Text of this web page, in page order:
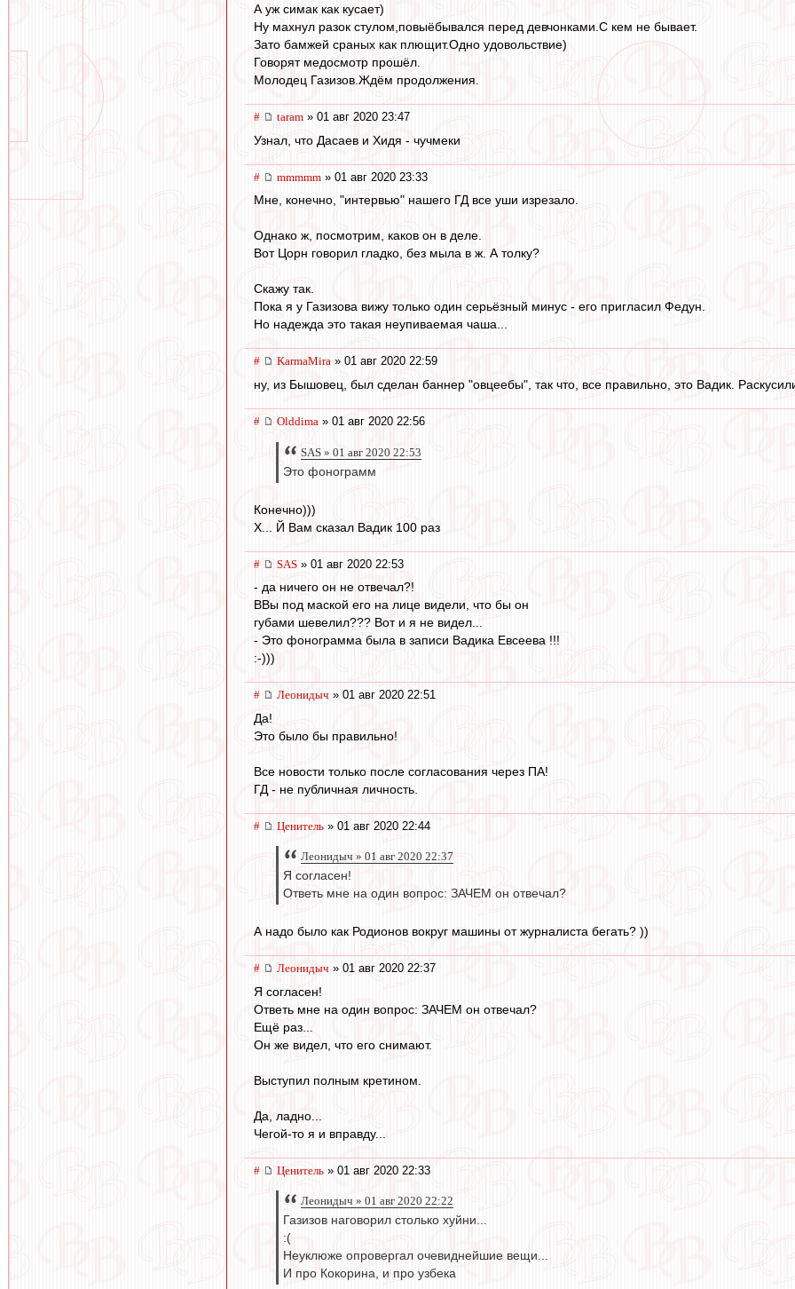
А уж симак как кусает)
Ну махнул разок стулом,повыёбывался перед девчонками.С кем не бывает.
Зато бамжей сраных как плющит.Одно удовольствие)
Говорят медосмотр прошёл.
Молодец Газизов.Ждём продолжения.
# taram » 01 авг 2020 23:47
Узнал, что Дасаев и Хидя - чучмеки
# mmmmm » 01 авг 2020 23:33
Мне, конечно, "интервью" нашего ГД все уши изрезало.
Однако ж, посмотрим, каков он в деле.
Вот Цорн говорил гладко, без мыла в ж. А толку?
Скажу так.
Пока я у Газизова вижу только один серьёзный минус - его пригласил Федун.
Но надежда это такая неупиваемая чаша...
# KarmaMira » 01 авг 2020 22:59
ну, из Бышовец, был сделан баннер "овцеебы", так что, все правильно, это Вадик.
# Olddima » 01 авг 2020 22:56
SAS » 01 авг 2020 22:53
Это фонограмм
Конечно)))
Х... Й Вам сказал Вадик 100 раз
# SAS » 01 авг 2020 22:53
- да ничего он не отвечал?!
ВВы под маской его на лице видели, что бы он
губами шевелил??? Вот и я не видел...
- Это фонограмма была в записи Вадика Евсеева !!!
:-)))
# Леонидыч » 01 авг 2020 22:51
Да!
Это было бы правильно!
Все новости только после согласования через ПА!
ГД - не публичная личность.
# Ценитель » 01 авг 2020 22:44
Леонидыч » 01 авг 2020 22:37
Я согласен!
Ответь мне на один вопрос: ЗАЧЕМ он отвечал?
А надо было как Родионов вокруг машины от журналиста бегать? ))
# Леонидыч » 01 авг 2020 22:37
Я согласен!
Ответь мне на один вопрос: ЗАЧЕМ он отвечал?
Ещё раз...
Он же видел, что его снимают.
Выступил полным кретином.
Да, ладно...
Чегой-то я и вправду...
# Ценитель » 01 авг 2020 22:33
Леонидыч » 01 авг 2020 22:22
Газизов наговорил столько хуйни...
:(
Неуклюже опровергал очевиднейшие вещи...
И про Кокорина, и про узбека